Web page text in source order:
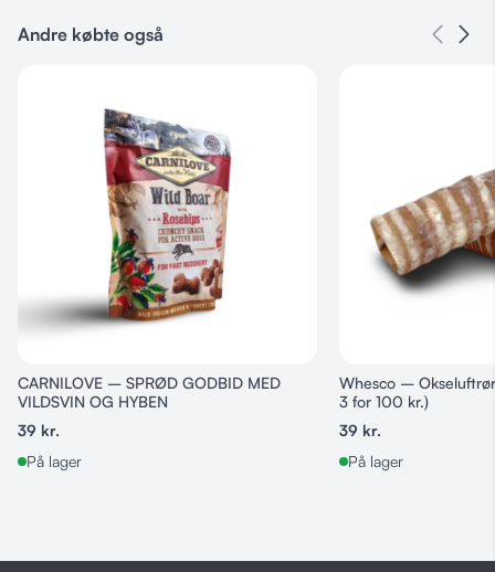
Andre købte også
CARNILOVE – SPRØD GODBID MED
VILDSVIN OG HYBEN
39 kr.
På lager
Whesco –
3 for 100 kr.)
39 kr.
På lager